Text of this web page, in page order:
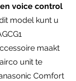
voice control
model kunt u
maakt
unit te
Comfort